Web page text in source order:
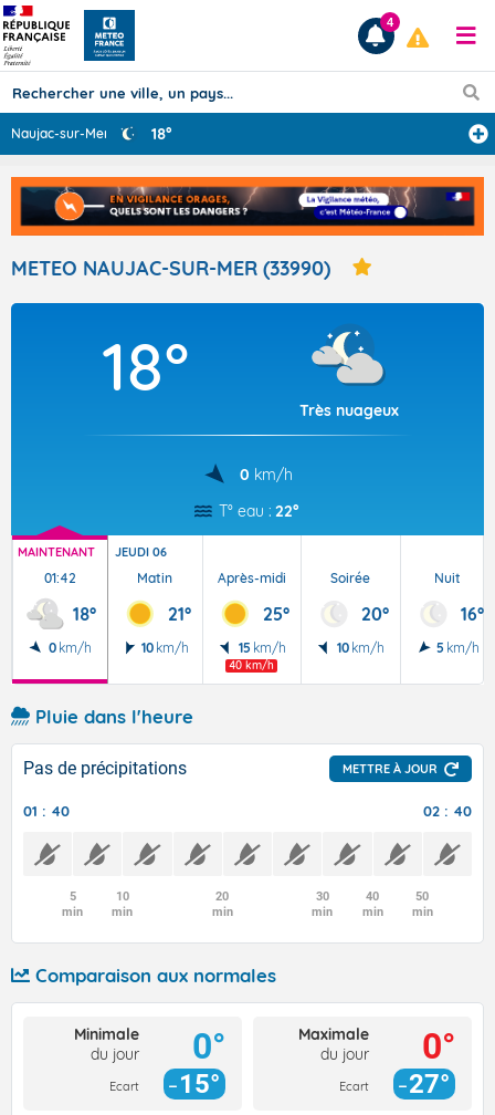
Prévisions
TOUS LES RÉSULTATS
Articles
4
Naujac-sur-Mer 18°
METEO NAUJAC-SUR-MER (33990)
18°
Très nuageux
0 km/h
T° eau : 22°
MAINTENANT
01:42
18°
0 km/h
JEUDI 06
Matin
21°
10 km/h
Après-midi
25°
15 km/h
40 km/h
Soirée
20°
10 km/h
Nuit
16°
5 km/h
Pluie dans l'heure
Pas de précipitations METTRE À JOUR
01 : 40 02 : 40
5
min
10
min
20
min
30
min
40
min
50
min
Comparaison aux normales
Minimale
du jour
Ecart
0°
15°
Maximale
du jour
Ecart
0°
27°